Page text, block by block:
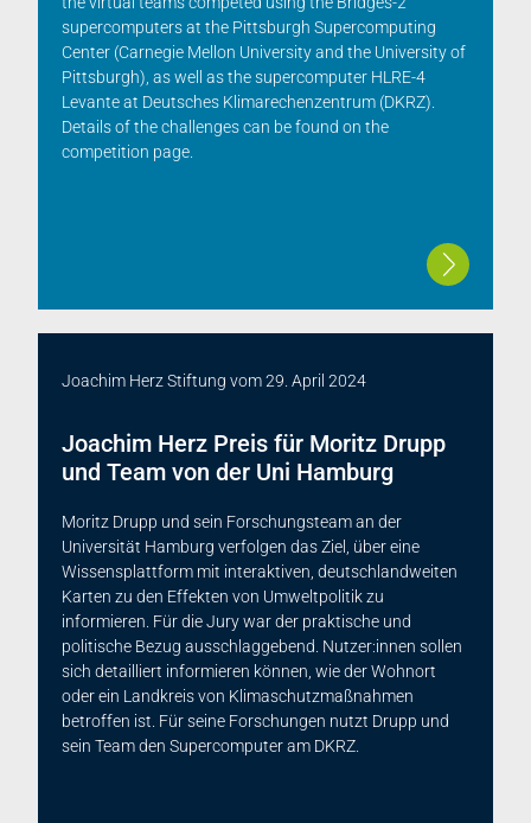
supercomputers at the Pittsburgh Supercomputing
Center (Carnegie Mellon University and the University of
Pittsburgh), as well as the supercomputer HLRE-4
Levante at Deutsches Klimarechenzentrum (DKRZ).
Details of the challenges can be found on the
competition page.
Joachim Herz Stiftung vom29. April 2024
Joachim Herz Preis für Moritz Drupp
und Team von der Uni Hamburg
Moritz Drupp und sein Forschungsteam an der
Universität Hamburg verfolgen das Ziel, über eine
Wissensplattform mit interaktiven, deutschlandweiten
Karten zu den Effekten von Umweltpolitik zu
informieren. Für die Jury war der praktische und
politische Bezug ausschlaggebend. Nutzer:innen sollen
sich detailliert informieren können, wie der Wohnort
oder ein Landkreis von Klimaschutzmaßnahmen
betroffen ist. Für seine Forschungen nutzt Drupp und
sein Team den Supercomputer am DKRZ.